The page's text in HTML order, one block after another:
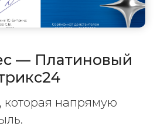
— Платиновый
которая напрямую